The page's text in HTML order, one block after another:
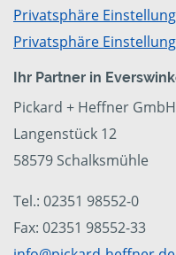
Privatsphäre
Privatsphäre
Ihr Partner in
Pickard + Heffner GmbH
Langenstück 12
58579 Schalksmühle
Tel.: 02351 98552-0
Fax: 02351 98552-33